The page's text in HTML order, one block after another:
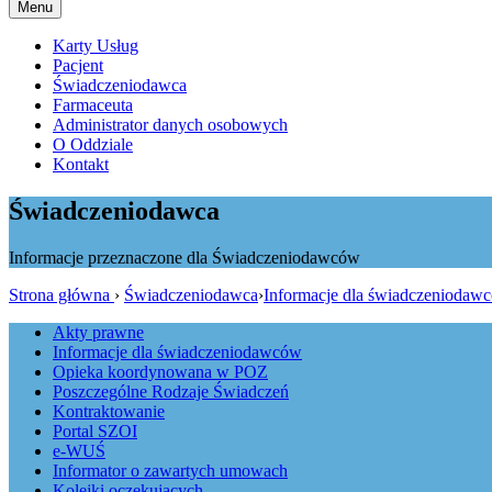
Menu
Karty Usług
Pacjent
Świadczeniodawca
Farmaceuta
Administrator danych osobowych
O Oddziale
Kontakt
Świadczeniodawca
Informacje przeznaczone dla Świadczeniodawców
Strona główna › Świadczeniodawca›Informacje dla
Akty prawne
Informacje dla świadczeniodawców
Opieka koordynowana w POZ
Poszczególne Rodzaje Świadczeń
Kontraktowanie
Portal SZOI
e-WUŚ
Informator o zawartych umowach